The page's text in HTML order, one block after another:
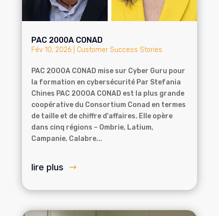
PAC 2000A CONAD
Fév 10, 2026| Customer Success Stories
PAC 2000A CONAD mise sur Cyber Guru pour
la formation en cybersécurité Par Stefania
Chines PAC 2000A CONAD est la plus grande
coopérative du Consortium Conad en termes
de taille et de chiffre d'affaires. Elle opère
dans cinq régions – Ombrie, Latium,
Campanie, Calabre...
lire plus